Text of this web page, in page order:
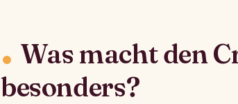
Was macht den
besonders?